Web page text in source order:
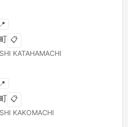
📍
📋
KATAHAMACHI
📍
📋
KAKOMACHI